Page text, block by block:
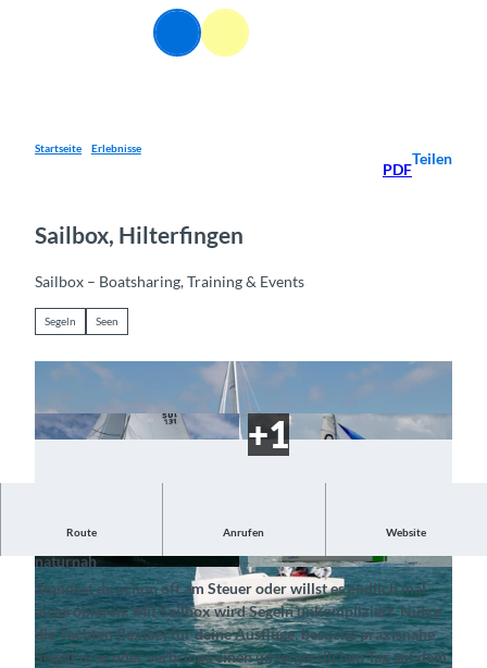
Suche Menü
Startseite Erlebnisse
PDF
Teilen
Sailbox, Hilterfingen
Sailbox – Boatsharing, Training & Events
Segeln Seen
© Sailbox, Interlaken Tourismus | CC-BY-SA © Sailbox, Interlaken Tourismus | CC-BY-SA
Route Anrufen Website
Segelerlebnisse auf dem Thunersee – einfach, spontan und
naturnah
Standest du schon oft am Steuer oder willst es endlich mal
ausprobieren: Mit Sailbox wird Segeln unkompliziert. Nutze
die Yachten flexibel für deine Ausflüge, besuche praxisnahe
Segelkurse oder verbringe einen unvergesslichen Tag auf dem